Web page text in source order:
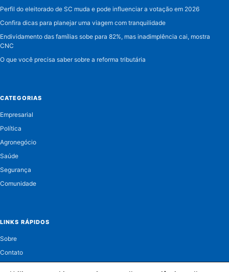
Perfil do eleitorado de SC muda e pode influenciar a votação em 2026
Confira dicas para planejar uma viagem com tranquilidade
Endividamento das famílias sobe para 82%, mas inadimplência cai, mostra
CNC
O que você precisa saber sobre a reforma tributária
CATEGORIAS
Empresarial
Política
Agronegócio
Saúde
Segurança
Comunidade
LINKS RÁPIDOS
Sobre
Contato